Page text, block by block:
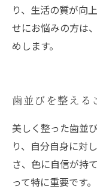
り、生活の質が向
せにお悩みの方は
めします。
歯並びを整える
美しく整った歯並
り、自分自身に対
さ、色に自信が持
って特に重要です